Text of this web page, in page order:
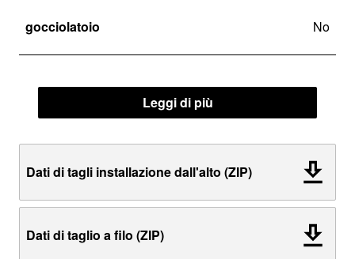
gocciolatoio No
Leggi di più
Dati di tagli installazione dall'alto (ZIP)
Dati di taglio a filo (ZIP)